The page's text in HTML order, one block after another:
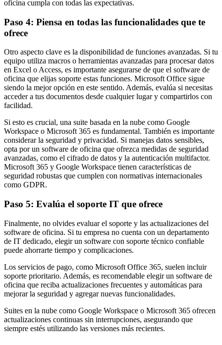
oficina cumpla con todas las expectativas.
Paso 4: Piensa en todas las funcionalidades que te
ofrece
Otro aspecto clave es la disponibilidad de funciones avanzadas. Si tu
equipo utiliza macros o herramientas avanzadas para procesar datos
en Excel o Access, es importante asegurarse de que el software de
oficina que elijas soporte estas funciones. Microsoft Office sigue
siendo la mejor opción en este sentido. Además, evalúa si necesitas
acceder a tus documentos desde cualquier lugar y compartirlos con
facilidad.
Si esto es crucial, una suite basada en la nube como Google
Workspace o Microsoft 365 es fundamental. También es importante
considerar la seguridad y privacidad. Si manejas datos sensibles,
opta por un software de oficina que ofrezca medidas de seguridad
avanzadas, como el cifrado de datos y la autenticación multifactor.
Microsoft 365 y Google Workspace tienen características de
seguridad robustas que cumplen con normativas internacionales
como GDPR.
Paso 5: Evalúa el soporte IT que ofrece
Finalmente, no olvides evaluar el soporte y las actualizaciones del
software de oficina. Si tu empresa no cuenta con un departamento
de IT dedicado, elegir un software con soporte técnico confiable
puede ahorrarte tiempo y complicaciones.
Los servicios de pago, como Microsoft Office 365, suelen incluir
soporte prioritario. Además, es recomendable elegir un software de
oficina que reciba actualizaciones frecuentes y automáticas para
mejorar la seguridad y agregar nuevas funcionalidades.
Suites en la nube como Google Workspace o Microsoft 365 ofrecen
actualizaciones continuas sin interrupciones, asegurando que
siempre estés utilizando las versiones más recientes.